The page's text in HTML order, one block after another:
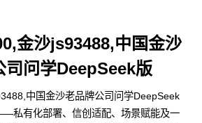
金沙js93488,中国金沙
司问学DeepSeek版
中国金沙老品牌公司问学DeepSeek
私有化部署、信创适配、场景赋能及一